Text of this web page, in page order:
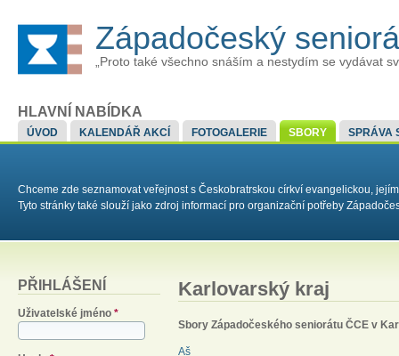
Západočeský
„Proto také všechno snáším a nestydím se vydávat
HLAVNÍ NABÍDKA
ÚVOD KALENDÁŘ AKCÍ FOTOGALERIE SBORY SPRÁVA
Chceme zde seznamovat veřejnost s Českobratrskou církví evangelickou,
Tyto stránky také slouží jako zdroj informací pro organizační potřeby
PŘIHLÁŠENÍ
Uživatelské jméno *
Karlovarský kraj
Sbory Západočeského seniorátu ČCE v
Aš